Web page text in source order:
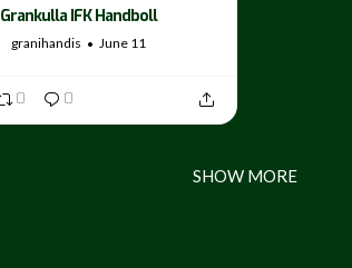
Grankulla IFK Handboll
granihandis June 11
0 0
SHOW MORE